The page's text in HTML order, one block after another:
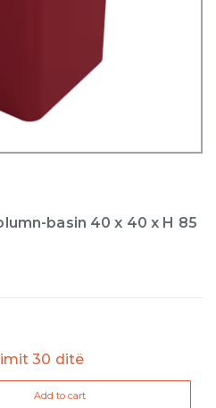
basin 40 x 40 x H 85
30 ditë
Add to cart